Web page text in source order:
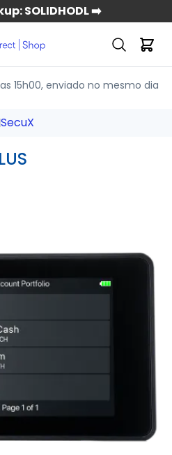
SOLIDHODL ➡️
15h00, enviado no mesmo dia
SecuX